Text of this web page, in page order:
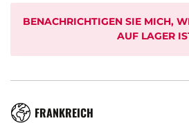
BENACHRICHTIGEN SIE MICH,
AUF LAGER
RÉGION
FRANKREICH